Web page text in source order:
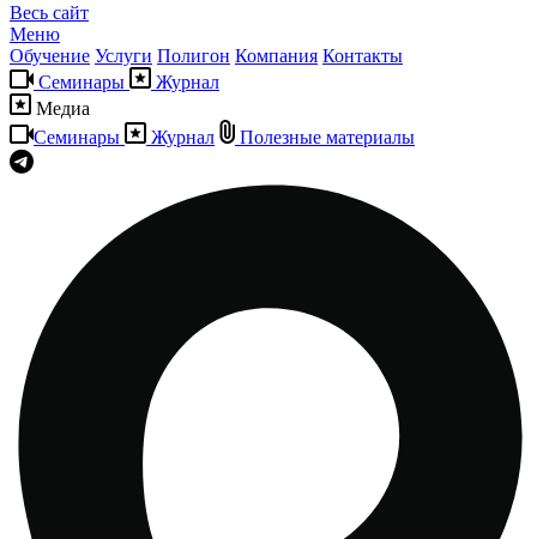
Весь сайт
Меню
Обучение Услуги Полигон Компания Контакты
Семинары
Журнал
Медиа
Семинары
Журнал Полезные материалы